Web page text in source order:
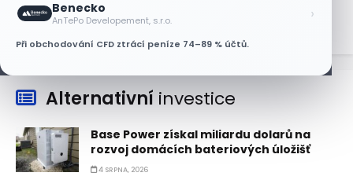
Benecko
AnTePo Developement, s.r.o. ›
Při obchodování CFD ztrácí peníze 74–89 % účtů.
Alternativní investice
Base Power získal miliardu dolarů na
rozvoj domácích bateriových úložišť
4 SRPNA, 2026